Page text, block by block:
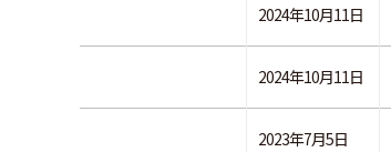
2024年10月11日
2024年10月11日
2023年7月5日